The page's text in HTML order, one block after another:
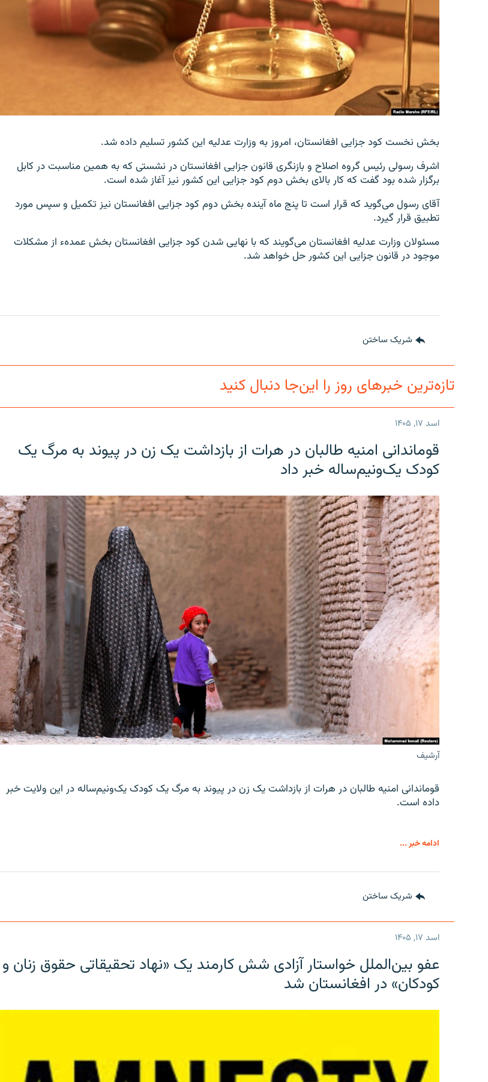
بخش نخست کود جزایی افغانستان، امروز به وزارت عدلیه این کشور تسلیم داده شد.
اشرف رسولی رئیس گروه اصلاح و بازنگری قانون جزایی افغانستان در نشستی که به همین مناسبت در کابل
برگزار شده بود گفت که کار بالای بخش دوم کود جزایی این کشور نیز آغاز شده است.
آقای رسول می‌گوید که قرار است تا پنج ماه آینده بخش دوم کود جزایی افغانستان نیز تکمیل و سپس مورد
تطبیق قرار گیرد.
مسئولان وزارت عدلیه افغانستان می‌گویند که با نهایی شدن کود جزایی افغانستان بخش عمدهء از مشکلات
موجود در قانون جزایی این کشور حل خواهد شد.
شریک ساختن
تازه‌ترین خبرهای روز را این‌جا دنبال کنید
اسد ۱۷, ۱۴۰۵
قوماندانی امنیه طالبان در هرات از بازداشت یک زن در پیوند به مرگ یک
کودک یک‌ونیم‌ساله خبر داد
آرشیف
قوماندانی امنیه طالبان در هرات از بازداشت یک زن در پیوند به مرگ یک کودک یک‌ونیم‌ساله در این ولایت خبر
داده است.
ادامه خبر ...
شریک ساختن
اسد ۱۷, ۱۴۰۵
عفو بین‌الملل خواستار آزادی شش کارمند یک «نهاد تحقیقاتی حقوق زنان و
کودکان» در افغانستان شد